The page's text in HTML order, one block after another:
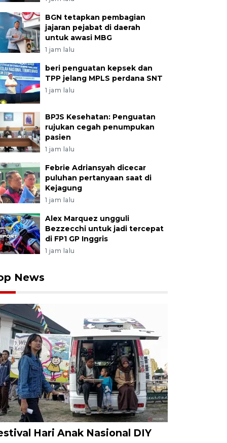
BGN tetapkan pembagian
jajaran pejabat di daerah
untuk awasi MBG
1 jam lalu
beri penguatan kepsek dan
TPP jelang MPLS perdana SNT
1 jam lalu
BPJS Kesehatan: Penguatan
rujukan cegah penumpukan
pasien
1 jam lalu
Febrie Adriansyah dicecar
puluhan pertanyaan saat di
Kejagung
1 jam lalu
Alex Marquez ungguli
Bezzecchi untuk jadi tercepat
di FP1 GP Inggris
1 jam lalu
News
Hari Anak Nasional DIY